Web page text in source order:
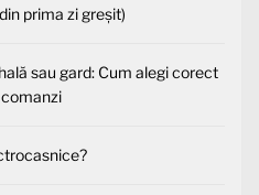
prima zi greșit)
sau gard: Cum alegi corect